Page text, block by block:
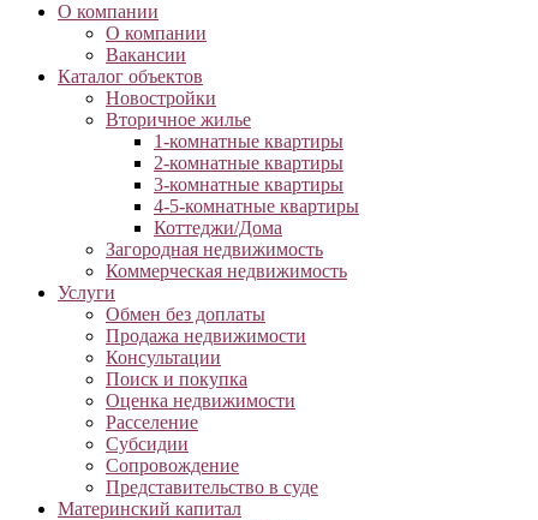
О компании
О компании
Вакансии
Каталог объектов
Новостройки
Вторичное жилье
1-комнатные квартиры
2-комнатные квартиры
3-комнатные квартиры
4-5-комнатные квартиры
Коттеджи/Дома
Загородная недвижимость
Коммерческая недвижимость
Услуги
Обмен без доплаты
Продажа недвижимости
Консультации
Поиск и покупка
Оценка недвижимости
Расселение
Субсидии
Сопровождение
Представительство в суде
Материнский капитал